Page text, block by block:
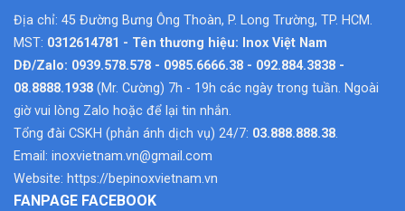
Địa chỉ: 45 Đường Bưng Ông Thoàn, P. Long Trường, TP. HCM.
MST: 0312614781 - Tên thương hiệu: Inox Việt Nam
DĐ/Zalo: 0939.578.578 - 0985.6666.38 - 092.884.3838 -
08.8888.1938 (Mr. Cường) 7h - 19h các ngày trong tuần. Ngoài
giờ vui lòng Zalo hoặc để lại tin nhắn.
Tổng đài CSKH (phản ánh dịch vụ) 24/7: 03.888.888.38.
Email: inoxvietnam.vn@gmail.com
Website: https://bepinoxvietnam.vn
FANPAGE FACEBOOK